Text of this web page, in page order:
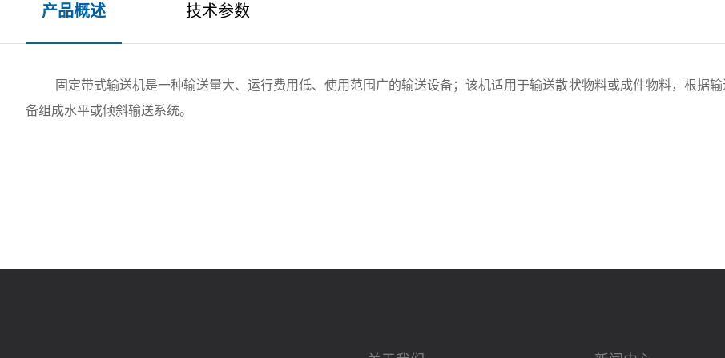
产品概述 技术参数
固定带式输送机是一种输送量大、运行费用低、使用范围广的输送设备；该机适用于输送散状物料或成件物料，根据
备组成水平或倾斜输送系统。